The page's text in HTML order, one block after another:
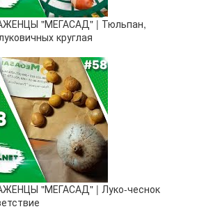
"МЕГАСАД" | Тюльпан,
круглая
"МЕГАСАД" | Луко-чеснок